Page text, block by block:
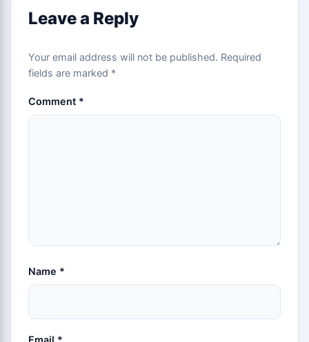
Leave a Reply
Your email address will not be published. Required
fields are marked *
Comment *
Name *